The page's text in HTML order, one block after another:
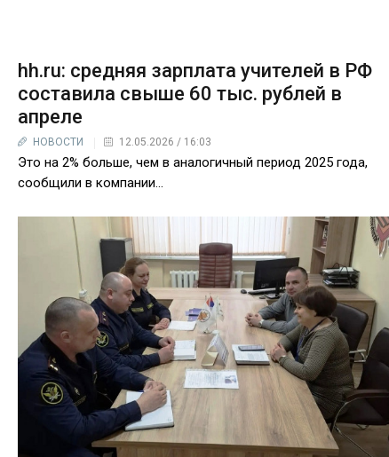
hh.ru: средняя зарплата учителей в РФ
составила свыше 60 тыс. рублей в
апреле
НОВОСТИ 12.05.2026 / 16:03
Это на 2% больше, чем в аналогичный период 2025 года,
сообщили в компании…